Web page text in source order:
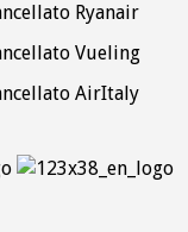
Ryanair
Vueling
AirItaly